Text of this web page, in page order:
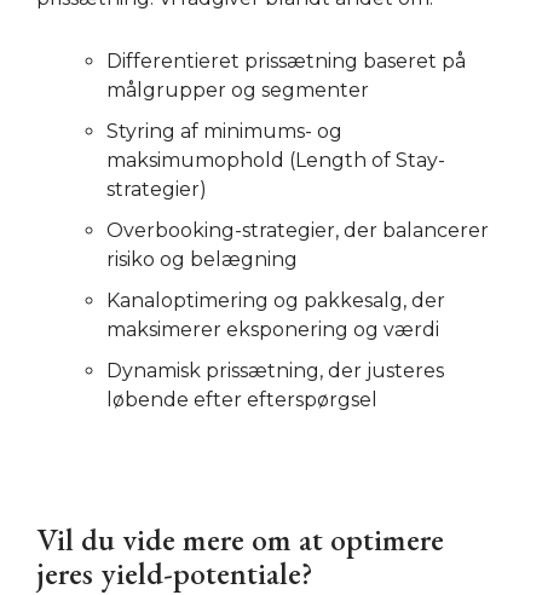
Differentieret prissætning baseret på
målgrupper og segmenter
Styring af minimums- og
maksimumophold (Length of Stay-
strategier)
Overbooking-strategier, der balancerer
risiko og belægning
Kanaloptimering og pakkesalg, der
maksimerer eksponering og værdi
Dynamisk prissætning, der justeres
løbende efter efterspørgsel
Vil du vide mere om at optimere
jeres yield-potentiale?